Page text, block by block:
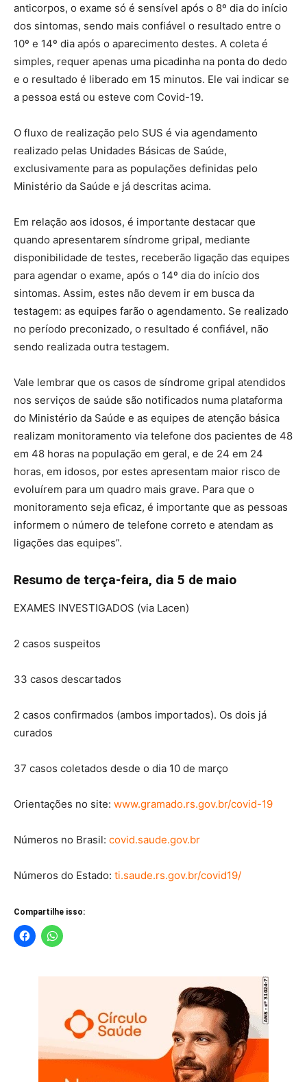
anticorpos, o exame só é sensível após o 8º dia do início
dos sintomas, sendo mais confiável o resultado entre o
10º e 14º dia após o aparecimento destes. A coleta é
simples, requer apenas uma picadinha na ponta do dedo
e o resultado é liberado em 15 minutos. Ele vai indicar se
a pessoa está ou esteve com Covid-19.
O fluxo de realização pelo SUS é via agendamento
realizado pelas Unidades Básicas de Saúde,
exclusivamente para as populações definidas pelo
Ministério da Saúde e já descritas acima.
Em relação aos idosos, é importante destacar que
quando apresentarem síndrome gripal, mediante
disponibilidade de testes, receberão ligação das equipes
para agendar o exame, após o 14º dia do início dos
sintomas. Assim, estes não devem ir em busca da
testagem: as equipes farão o agendamento. Se realizado
no período preconizado, o resultado é confiável, não
sendo realizada outra testagem.
Vale lembrar que os casos de síndrome gripal atendidos
nos serviços de saúde são notificados numa plataforma
do Ministério da Saúde e as equipes de atenção básica
realizam monitoramento via telefone dos pacientes de 48
em 48 horas na população em geral, e de 24 em 24
horas, em idosos, por estes apresentam maior risco de
evoluírem para um quadro mais grave. Para que o
monitoramento seja eficaz, é importante que as pessoas
informem o número de telefone correto e atendam as
ligações das equipes”.
Resumo de terça-feira, dia 5 de maio
EXAMES INVESTIGADOS (via Lacen)
2 casos suspeitos
33 casos descartados
2 casos confirmados (ambos importados). Os dois já
curados
37 casos coletados desde o dia 10 de março
Orientações no site: www.gramado.rs.gov.br/covid-19
Números no Brasil: covid.saude.gov.br
Números do Estado: ti.saude.rs.gov.br/covid19/
Compartilhe isso: